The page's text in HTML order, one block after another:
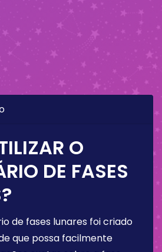
O
DE FASES
de fases lunares foi criado
que possa facilmente